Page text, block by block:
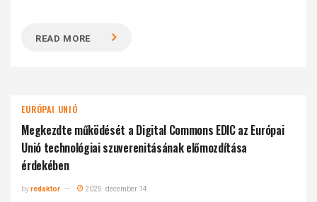
READ MORE
EURÓPAI UNIÓ
Megkezdte működését a Digital Commons EDIC az Európai
Unió technológiai szuverenitásának előmozdítása
érdekében
byredaktor 2025. december 14.